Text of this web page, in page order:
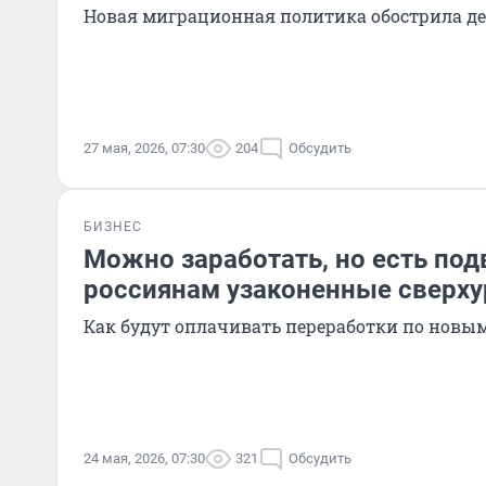
Новая миграционная политика обострила
27 мая, 2026, 07:30 204 Обсудить
БИЗНЕС
Можно заработать, но есть
россиянам узаконенные
Как будут оплачивать переработки по
24 мая, 2026, 07:30 321 Обсудить